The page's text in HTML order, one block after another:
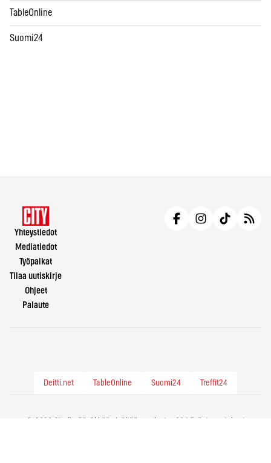
TableOnline
Suomi24
Yhteystiedot
Mediatiedot
Työpaikat
Tilaa uutiskirje
Ohjeet
Palaute
Deitti.net TableOnline Suomi24 Treffit24